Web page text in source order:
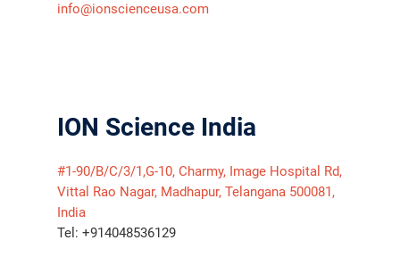
info@ionscienceusa.com
ION Science India
#1-90/B/C/3/1,G-10, Charmy, Image Hospital Rd,
Vittal Rao Nagar, Madhapur, Telangana 500081,
India
Tel: +914048536129